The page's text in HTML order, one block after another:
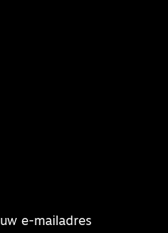
uw e-mailadres